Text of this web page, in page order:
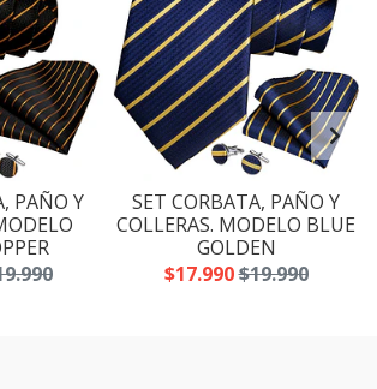
PAÑO Y
SET CORBATA, PAÑO Y
COLLERAS. MODELO BLUE
GOLDEN
$17.990$19.990